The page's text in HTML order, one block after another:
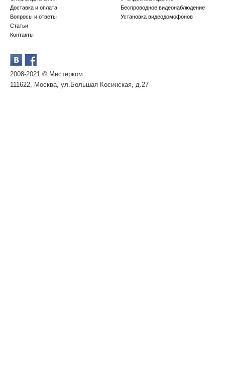
Доставка и оплата
Вопросы и ответы
Статьи
Контакты
2008-2021 © Мистерком
111622, Москва, ул.Большая Косинская, д.27
Беспроводное видеонаблюдение
Установка видеодомофонов